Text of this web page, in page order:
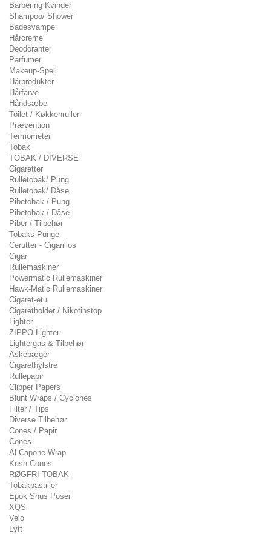
Barbering Kvinder
Shampoo/ Shower
Badesvampe
Hårcreme
Deodoranter
Parfumer
Makeup-Spejl
Hårprodukter
Hårfarve
Håndsæbe
Toilet / Køkkenruller
Prævention
Termometer
Tobak
TOBAK / DIVERSE
Cigaretter
Rulletobak/ Pung
Rulletobak/ Dåse
Pibetobak / Pung
Pibetobak / Dåse
Piber / Tilbehør
Tobaks Punge
Cerutter - Cigarillos
Cigar
Rullemaskiner
Powermatic Rullemaskiner
Hawk-Matic Rullemaskiner
Cigaret-etui
Cigaretholder / Nikotinstop
Lighter
ZIPPO Lighter
Lightergas & Tilbehør
Askebæger
Cigarethylstre
Rullepapir
Clipper Papers
Blunt Wraps / Cyclones
Filter / Tips
Diverse Tilbehør
Cones / Papir
Cones
Al Capone Wrap
Kush Cones
RØGFRI TOBAK
Tobakpastiller
Epok Snus Poser
XQS
Velo
Lyft